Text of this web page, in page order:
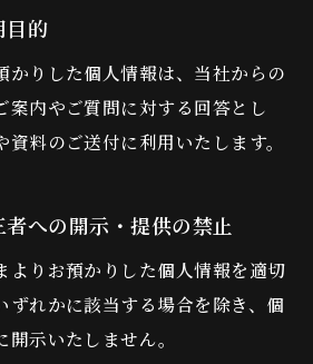
目的
かりした個人情報は、当社からの
案内やご質問に対する回答とし
資料のご送付に利用いたします。
への開示・提供の禁止
よりお預かりした個人情報を適切
ずれかに該当する場合を除き、個
開示いたしません。